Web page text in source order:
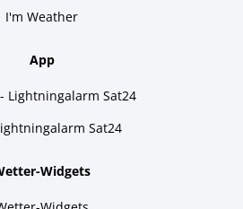
I'm Weather
App
Lightningalarm Sat24
Sat24
Widgets